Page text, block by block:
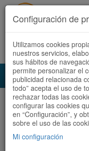
Accedeix
Audioruta Totes les rutes
Totes les rutes
Configuración de
Utilizamos cookies
nuestros servicios,
sus hábitos de
permite personalizar el
publicidad relacionada
todo” acepta el uso de
rechazar todas las
configurar las cookies
en “Configuración”, y
sobre el uso de las
Mi configuración